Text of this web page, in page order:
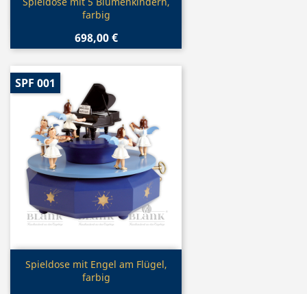

farbig
698,00 €
Vorschau
Spieldose mit Engel am Flügel,
farbig
SPF 001